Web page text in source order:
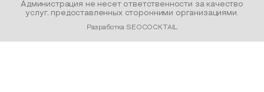
Администрация не несет ответственности за качество
услуг, предоставленных сторонними организациями.
Разработка SEOCOCKTAIL